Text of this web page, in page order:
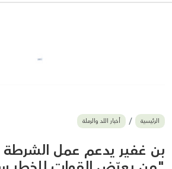
بيع وشراء
أخبار القدس
وفيات
المزيد
الرئيسية أخبار اللد والرملة
بن غفير يدعم عمل الشرطة